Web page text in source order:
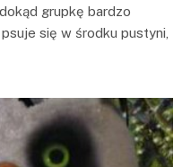
grupkę bardzo
się w środku pustyni,